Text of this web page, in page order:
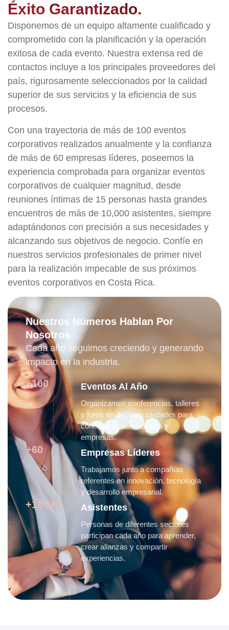
Nuestros Números Hablan Por
Nosotros
Cada año seguimos creciendo y generando
impacto en la industria.
+100 Eventos Al Año
Organizamos conferencias, talleres
y foros en distintas ciudades para
conectar a profesionales y
empresas.
+60 Empresas Líderes
Trabajamos junto a compañías
referentes en innovación, tecnología
y desarrollo empresarial.
+10 Mil Asistentes
Personas de diferentes sectores
participan cada año para aprender,
crear alianzas y compartir
experiencias.
Éxito Garantizado.
Disponemos de un equipo altamente cualificado y
comprometido con la planificación y la operación
exitosa de cada evento. Nuestra extensa red de
contactos incluye a los principales proveedores del
país, rigurosamente seleccionados por la calidad
superior de sus servicios y la eficiencia de sus
procesos.
Con una trayectoria de más de 100 eventos
corporativos realizados anualmente y la confianza
de más de 60 empresas líderes, poseemos la
experiencia comprobada para organizar eventos
corporativos de cualquier magnitud, desde
reuniones íntimas de 15 personas hasta grandes
encuentros de más de 10,000 asistentes, siempre
adaptándonos con precisión a sus necesidades y
alcanzando sus objetivos de negocio. Confíe en
nuestros servicios profesionales de primer nivel
para la realización impecable de sus próximos
eventos corporativos en Costa Rica.